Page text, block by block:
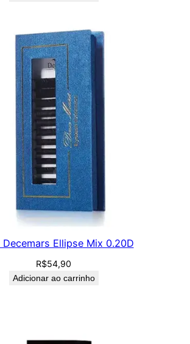
Decemars Ellipse Mix 0.20D
R$54,90
Adicionar ao carrinho